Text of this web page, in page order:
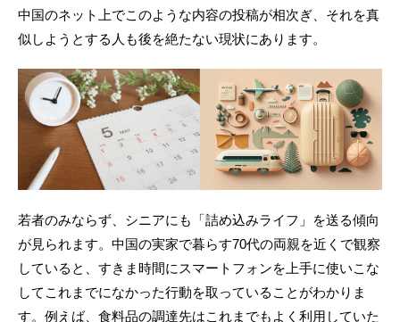
中国のネット上でこのような内容の投稿が相次ぎ、それを真
似しようとする人も後を絶たない現状にあります。
若者のみならず、シニアにも「詰め込みライフ」を送る傾向
が見られます。中国の実家で暮らす70代の両親を近くで観察
していると、すきま時間にスマートフォンを上手に使いこな
してこれまでになかった行動を取っていることがわかりま
す。例えば、食料品の調達先はこれまでもよく利用していた